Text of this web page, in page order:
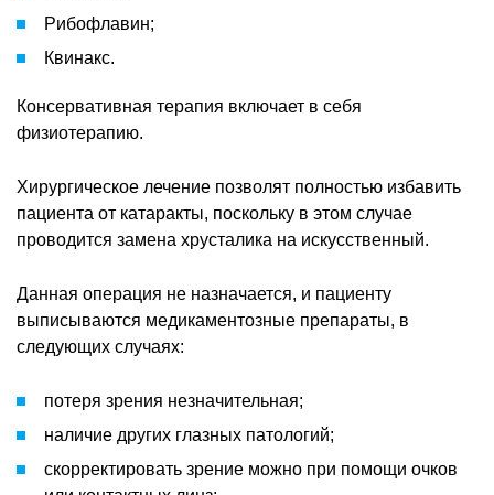
Рибофлавин;
Квинакс.
Консервативная терапия включает в себя
физиотерапию.
Хирургическое лечение позволят полностью избавить
пациента от катаракты, поскольку в этом случае
проводится замена хрусталика на искусственный.
Данная операция не назначается, и пациенту
выписываются медикаментозные препараты, в
следующих случаях:
потеря зрения незначительная;
наличие других глазных патологий;
скорректировать зрение можно при помощи очков